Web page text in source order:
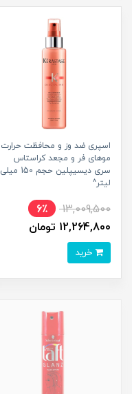
اسپری ضد وز و محافظت حرارت
موهای فر و مجعد کراستاس
سری دیسیپلین حجم 150 میلی
لیتر^
13,009,500
6٪
12,264,800 تومان